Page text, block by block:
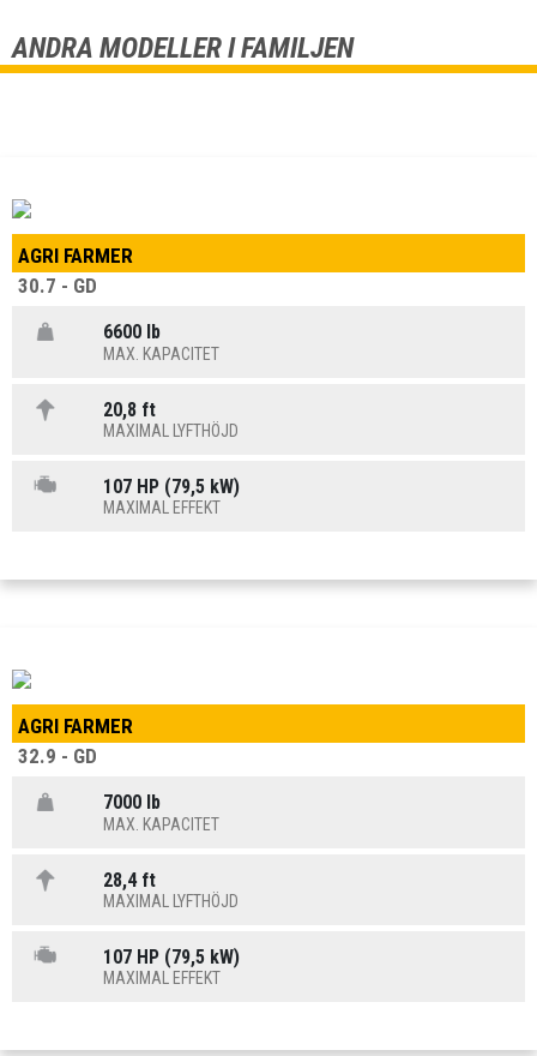
ANDRA MODELLER I FAMILJEN
AGRI FARMER
30.7 - GD
6600 lb
MAX. KAPACITET
20,8 ft
MAXIMAL LYFTHÖJD
107 HP (79,5 kW)
MAXIMAL EFFEKT
AGRI FARMER
32.9 - GD
7000 lb
MAX. KAPACITET
28,4 ft
MAXIMAL LYFTHÖJD
107 HP (79,5 kW)
MAXIMAL EFFEKT